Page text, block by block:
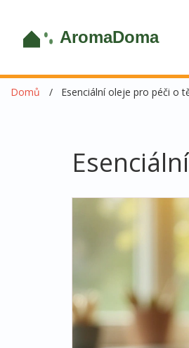
Domů Esenciální oleje pro péči o